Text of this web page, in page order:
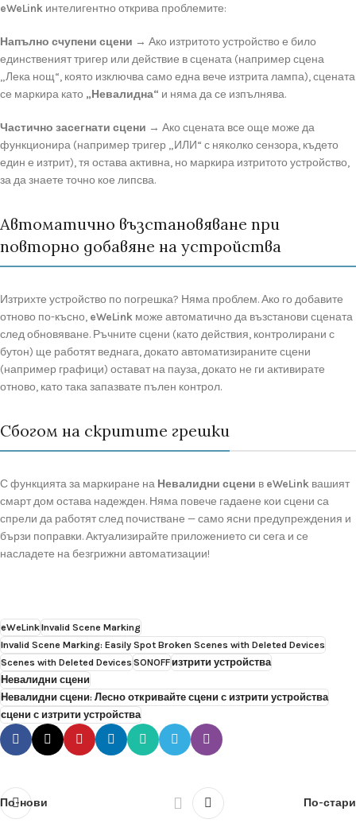
eWeLink интелигентно открива проблемите:
Напълно счупени сцени → Ако изтритото устройство е било
единственият тригер или действие в сцената (например сцена
„Лека нощ“, която изключва само една вече изтрита лампа), сцената
се маркира като „Невалидна“ и няма да се изпълнява.
Частично засегнати сцени → Ако сцената все още може да
функционира (например тригер „ИЛИ“ с няколко сензора, където
един е изтрит), тя остава активна, но маркира изтритото устройство,
за да знаете точно кое липсва.
Автоматично възстановяване при
повторно добавяне на устройства
Изтрихте устройство по погрешка? Няма проблем. Ако го добавите
отново по-късно, eWeLink може автоматично да възстанови сцената
след обновяване. Ръчните сцени (като действия, контролирани с
бутон) ще работят веднага, докато автоматизираните сцени
(например графици) остават на пауза, докато не ги активирате
отново, като така запазвате пълен контрол.
Сбогом на скритите грешки
С функцията за маркиране на Невалидни сцени в eWeLink вашият
смарт дом остава надежден. Няма повече гадаене кои сцени са
спрели да работят след почистване — само ясни предупреждения и
бързи поправки. Актуализирайте приложението си сега и се
насладете на безгрижни автоматизации!
eWeLinkInvalid Scene Marking
Invalid Scene Marking: Easily Spot Broken Scenes with Deleted Devices
Scenes with Deleted DevicesSONOFFизтрити устройства
Невалидни сцени
Невалидни сцени: Лесно откривайте сцени с изтрити устройства
сцени с изтрити устройства
По-нови По-стари